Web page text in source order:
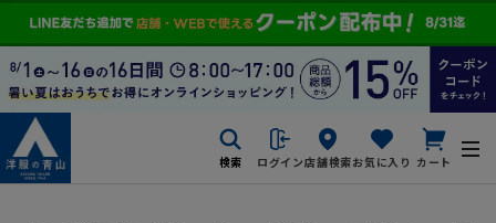
検索 ログイン店舗検索お気に入り カート